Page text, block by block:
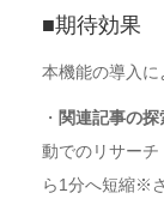
■期待効果
本機能の導入に
・ 関連記事の
動でのリサー
ら1分へ短縮※